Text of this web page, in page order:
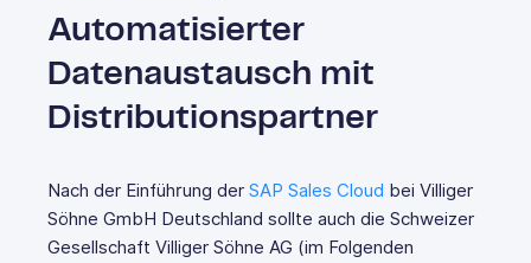
Automatisierter
Datenaustausch mit
Distributionspartner
Nach der Einführung der SAP Sales Cloud bei Villiger
Söhne GmbH Deutschland sollte auch die Schweizer
Gesellschaft Villiger Söhne AG (im Folgenden